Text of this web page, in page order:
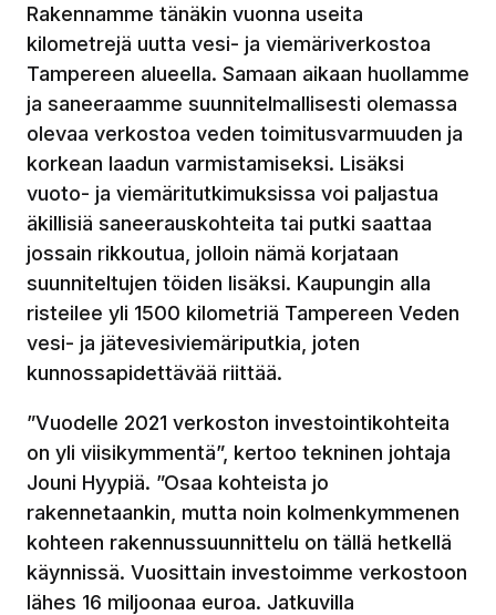
Rakennamme tänäkin vuonna useita
kilometrejä uutta vesi- ja viemäriverkostoa
Tampereen alueella. Samaan aikaan huollamme
ja saneeraamme suunnitelmallisesti olemassa
olevaa verkostoa veden toimitusvarmuuden ja
korkean laadun varmistamiseksi. Lisäksi
vuoto- ja viemäritutkimuksissa voi paljastua
äkillisiä saneerauskohteita tai putki saattaa
jossain rikkoutua, jolloin nämä korjataan
suunniteltujen töiden lisäksi. Kaupungin alla
risteilee yli 1500 kilometriä Tampereen Veden
vesi- ja jätevesiviemäriputkia, joten
kunnossapidettävää riittää.
”Vuodelle 2021 verkoston investointikohteita
on yli viisikymmentä”, kertoo tekninen johtaja
Jouni Hyypiä. ”Osaa kohteista jo
rakennetaankin, mutta noin kolmenkymmenen
kohteen rakennussuunnittelu on tällä hetkellä
käynnissä. Vuosittain investoimme verkostoon
lähes 16 miljoonaa euroa. Jatkuvilla